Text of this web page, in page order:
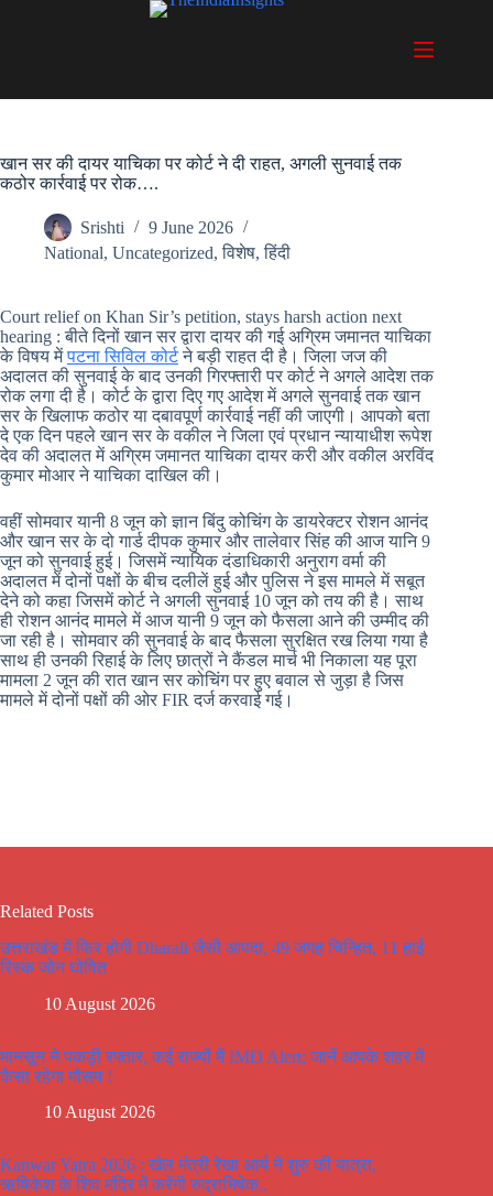
खान सर की दायर याचिका पर कोर्ट ने दी राहत, अगली सुनवाई तक
कठोर कार्रवाई पर रोक….
Srishti
9 June 2026
National, Uncategorized,विशेष,हिंदी
Court relief on Khan Sir’s petition, stays harsh action next
hearing : बीते दिनों खान सर द्वारा दायर की गई अग्रिम जमानत याचिका
के विषय मेंपटना सिविल कोर्टने बड़ी राहत दी है। जिला जज की
अदालत की सुनवाई के बाद उनकी गिरफ्तारी पर कोर्ट ने अगले आदेश तक
रोक लगा दी है। कोर्ट के द्वारा दिए गए आदेश में अगले सुनवाई तक खान
सर के खिलाफ कठोर या दबावपूर्ण कार्रवाई नहीं की जाएगी। आपको बता
दे एक दिन पहले खान सर के वकील ने जिला एवं प्रधान न्यायाधीश रूपेश
देव की अदालत में अग्रिम जमानत याचिका दायर करी और वकील अरविंद
कुमार मोआर ने याचिका दाखिल की।
वहीं सोमवार यानी 8 जून को ज्ञान बिंदु कोचिंग के डायरेक्टर रोशन आनंद
और खान सर के दो गार्ड दीपक कुमार और तालेवार सिंह की आज यानि 9
जून को सुनवाई हुई। जिसमें न्यायिक दंडाधिकारी अनुराग वर्मा की
अदालत में दोनों पक्षों के बीच दलीलें हुई और पुलिस ने इस मामले में सबूत
देने को कहा जिसमें कोर्ट ने अगली सुनवाई 10 जून को तय की है। साथ
ही रोशन आनंद मामले में आज यानी 9 जून को फैसला आने की उम्मीद की
जा रही है। सोमवार की सुनवाई के बाद फैसला सुरक्षित रख लिया गया है
साथ ही उनकी रिहाई के लिए छात्रों ने कैंडल मार्च भी निकाला यह पूरा
मामला 2 जून की रात खान सर कोचिंग पर हुए बवाल से जुड़ा है जिस
मामले में दोनों पक्षों की ओर FIR दर्ज करवाई गई।
Related Posts
उत्तराखंड में फिर होगी Dharali जैसी आपदा, 49 जगह चिन्हित, 11 हाई
रिस्क जोन घोषित
10 August 2026
मानसून ने पकड़ी रफ्तार, कई राज्यों में IMD Alert; जानें आपके शहर में
कैसा रहेगा मौसम !
10 August 2026
Kanwar Yatra 2026 : खेल मंत्री रेखा आर्य ने शुरु की यात्रा,
ऋषिकेश के शिव मंदिर में करेंगी रुद्राभिषेक..